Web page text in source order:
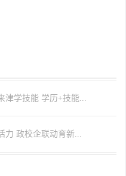
津学技能 学历+技能...
力 政校企联动育新...